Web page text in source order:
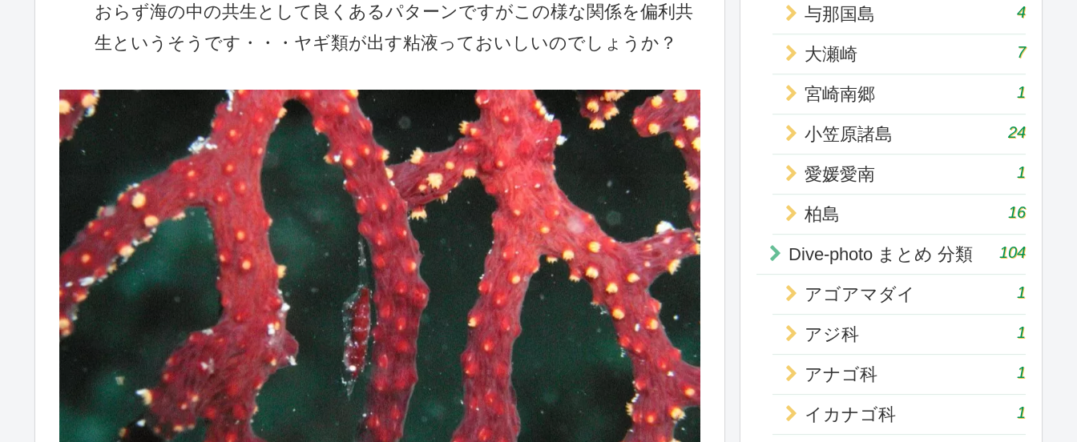
おらず海の中の共生として良くあるパターンですがこの様な関係を偏利共
生というそうです・・・ヤギ類が出す粘液っておいしいのでしょうか？
与那国島 4
大瀬崎 7
宮崎南郷 1
小笠原諸島 24
愛媛愛南 1
柏島 16
Dive-photo まとめ 分類 104
アゴアマダイ 1
アジ科 1
アナゴ科 1
イカナゴ科 1